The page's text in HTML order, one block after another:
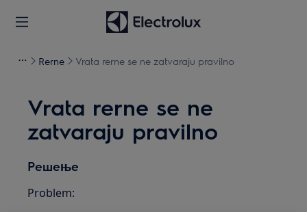
Rerne Vrata rerne se ne zatvaraju pravilno
Vrata rerne se ne
zatvaraju pravilno
Решење
Problem: